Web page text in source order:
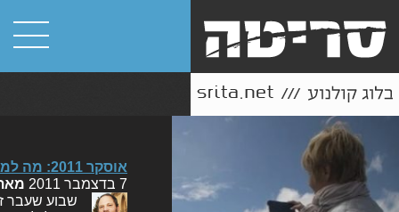
אוסקר 2011: מה למדנו מהאוסקר הקודם?
7 בדצמבר 2011
שבוע שעבר